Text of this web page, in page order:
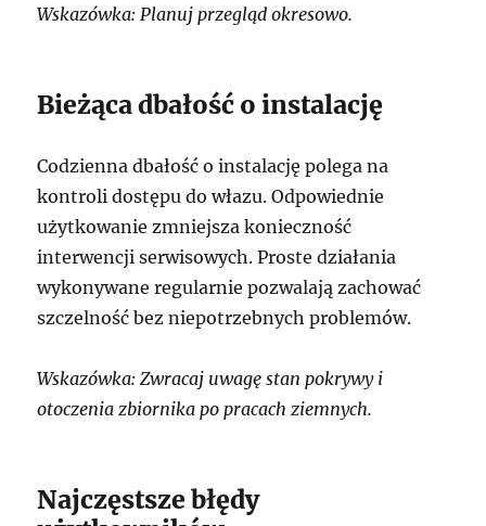
Wskazówka: Planuj przegląd okresowo.
Bieżąca dbałość o instalację
Codzienna dbałość o instalację polega na
kontroli dostępu do włazu. Odpowiednie
użytkowanie zmniejsza konieczność
interwencji serwisowych. Proste działania
wykonywane regularnie pozwalają zachować
szczelność bez niepotrzebnych problemów.
Wskazówka: Zwracaj uwagę stan pokrywy i
otoczenia zbiornika po pracach ziemnych.
Najczęstsze błędy